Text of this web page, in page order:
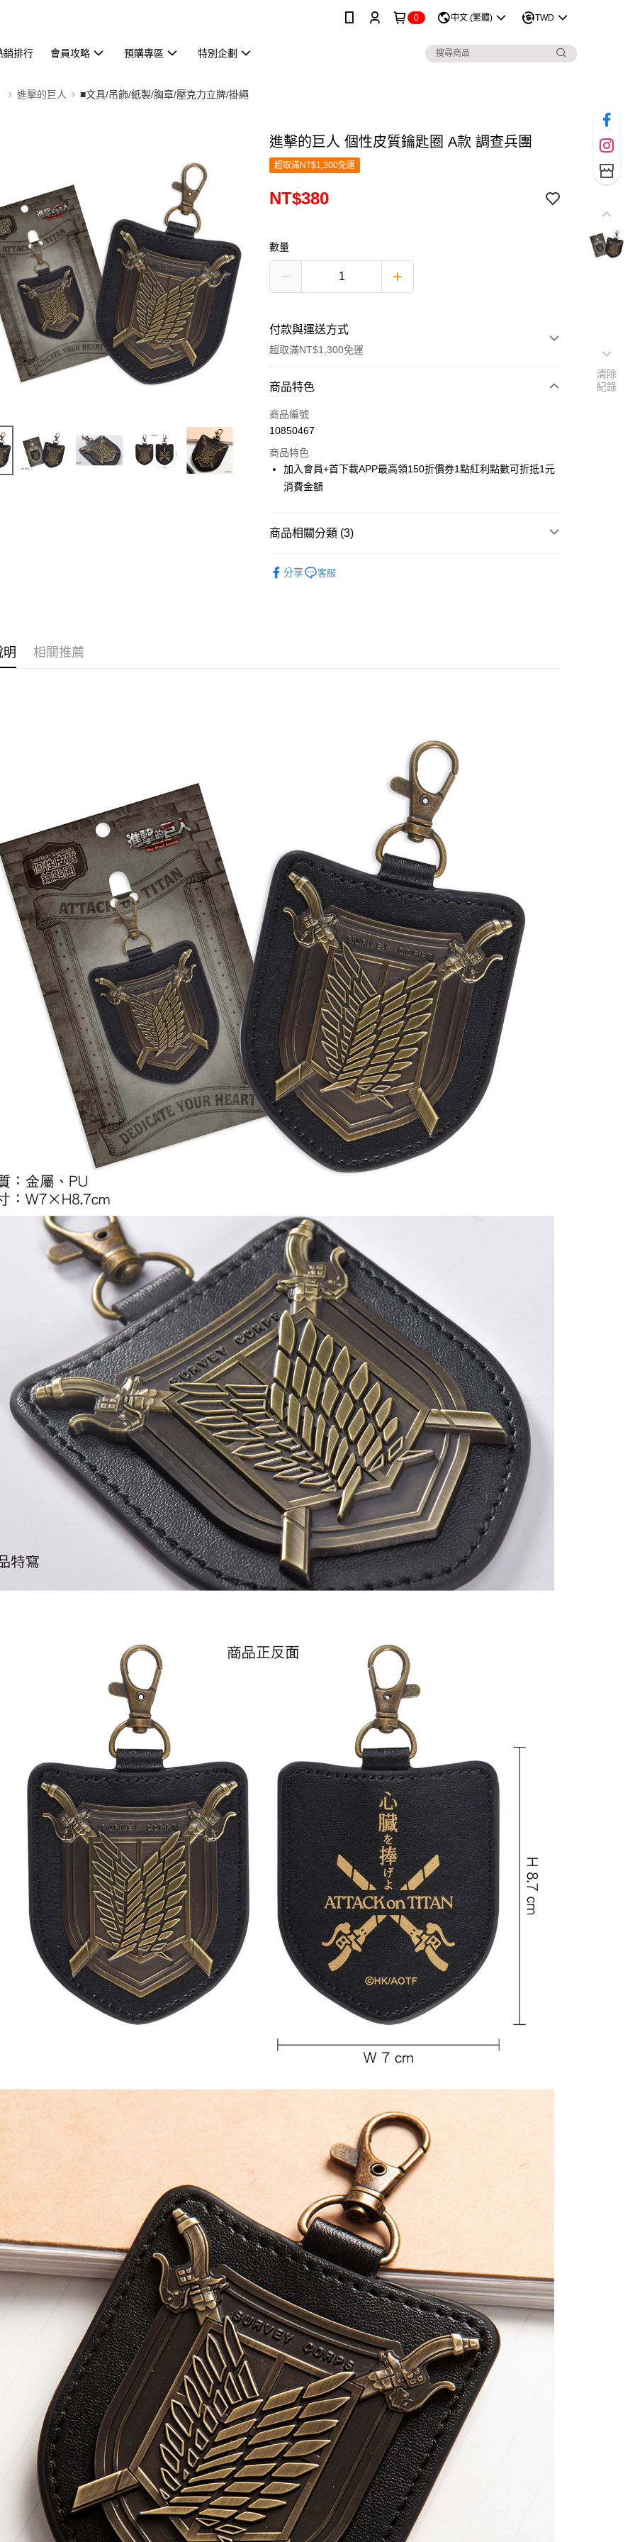
0 中文 (繁體) TWD
銷排行 會員攻略 預購專區 特別企劃
進擊的巨人 ■文具/吊飾/紙製/胸章/壓克力立牌/掛繩
進擊的巨人 個性皮質鑰匙圈 A款 調查兵團
超取滿NT$1,300免運
NT$380
數量
付款與運送方式
超取滿NT$1,300免運
付款方式
信用卡一次付款
LINE Pay
Apple Pay
ATM付款
每筆NT$65，滿NT$1,300(含以上)免運費
付款後7-11取貨
每筆NT$65，滿NT$1,300(含以上)免運費
宅配-木棉花樂園專用
每筆NT$100，滿NT$1,300(含以上)免運費
宅配-離島(澎湖/金門/馬祖)-木棉花樂園專用
每筆NT$220
黑貓宅配-貨到付款
每筆NT$150
商品特色
商品編號
10850467
商品特色
加入會員+首下載APP最高領150折價券1點紅利點數可折抵1元
消費金額
商品相關分類 (3)
人
■文具/吊飾/紙製/胸章/壓克力立牌/掛繩
分享 客服
明 相關推薦
清除
紀錄